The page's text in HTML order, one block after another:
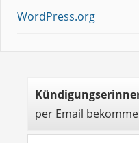
WordPress.org
per Email